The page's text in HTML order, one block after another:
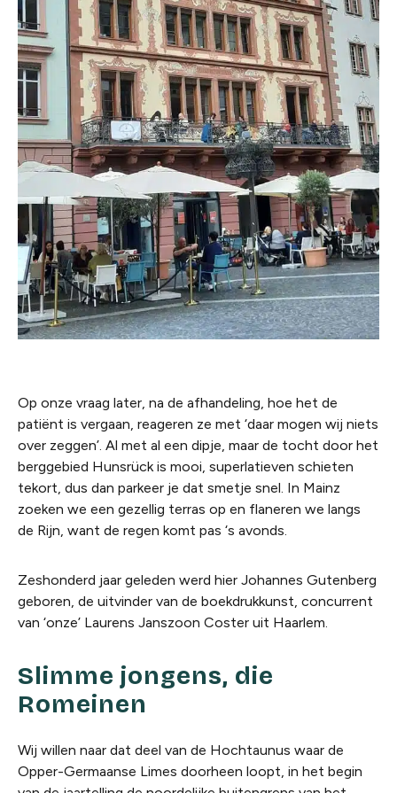
Op onze vraag later, na de afhandeling, hoe het de
patiënt is vergaan, reageren ze met ‘daar mogen wij niets
over zeggen’. Al met al een dipje, maar de tocht door het
berggebied Hunsrück is mooi, superlatieven schieten
tekort, dus dan parkeer je dat smetje snel. In Mainz
zoeken we een gezellig terras op en flaneren we langs
de Rijn, want de regen komt pas ‘s avonds.
Zeshonderd jaar geleden werd hier Johannes Gutenberg
geboren, de uitvinder van de boekdrukkunst, concurrent
van ‘onze’ Laurens Janszoon Coster uit Haarlem.
Slimme jongens, die
Romeinen
Wij willen naar dat deel van de Hochtaunus waar de
Opper-Germaanse Limes doorheen loopt, in het begin